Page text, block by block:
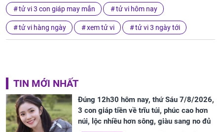
tử vi 3 con giáp may mắn tử vi hôm nay
tử vi hàng ngày xem tử vi tử vi 3 ngày tới
TIN MỚI NHẤT
Đúng 12h30 hôm nay, thứ Sáu 7/8/2026,
3 con giáp tiền về trĩu túi, phúc cao hơn
núi, lộc nhiều hơn sông, giàu sang no đủ